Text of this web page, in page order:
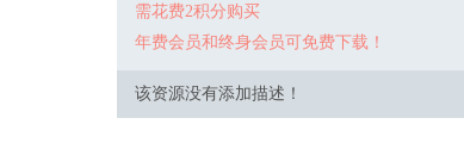
需花费2积分购买
年费会员和终身会员可免费下载！
该资源没有添加描述！